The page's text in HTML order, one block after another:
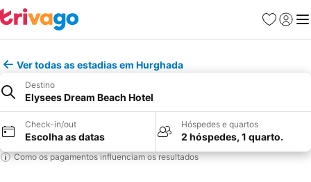
Favoritos
Iniciar
Ver todas as estadias em Hurghada
Destino
Elysees Dream Beach Hotel
Check-in/out
Escolha as datas
Hóspedes e quartos
2 hóspedes, 1 quarto.
Como os pagamentos influenciam os resultados